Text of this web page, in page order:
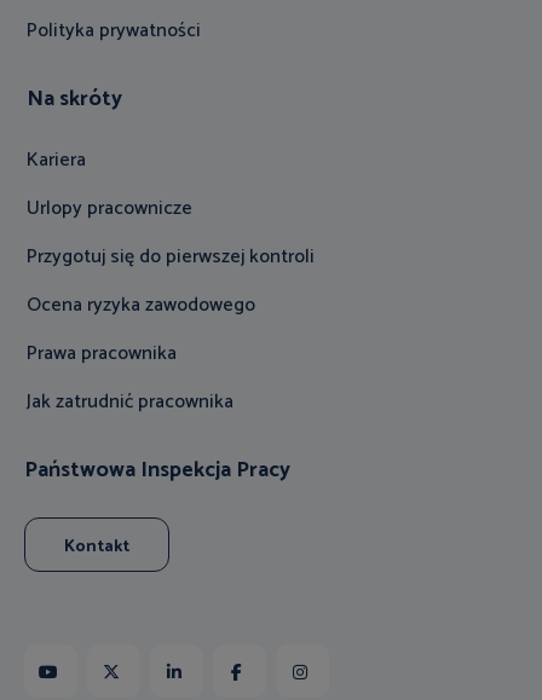
Polityka prywatności
Na skróty
Kariera
Urlopy pracownicze
Przygotuj się do pierwszej kontroli
Ocena ryzyka zawodowego
Prawa pracownika
Jak zatrudnić pracownika
Państwowa Inspekcja Pracy
Kontakt